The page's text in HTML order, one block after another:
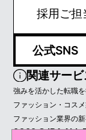
採用ご担
公式SNS
関連サービ
強みを活かした転職
ファッション・コス
ファッション業界の
2022 © IDA ALL